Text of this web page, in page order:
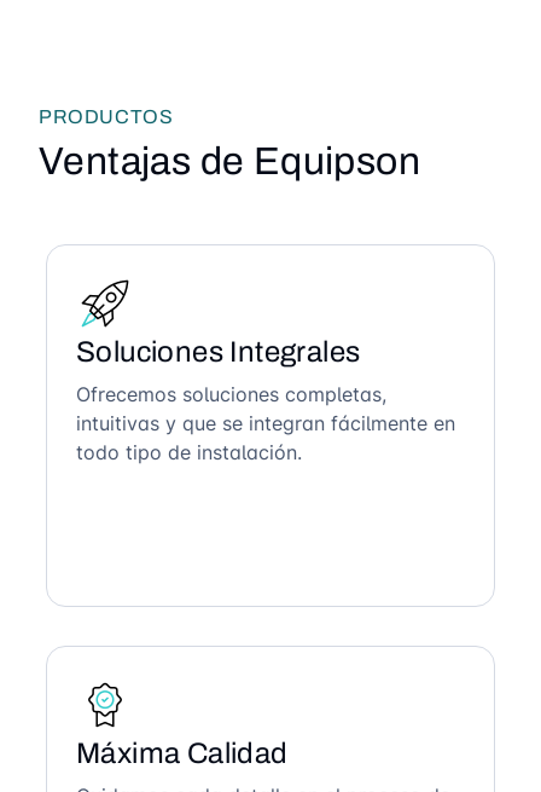
PRODUCTOS
Ventajas de Equipson
Soluciones Integrales
Ofrecemos soluciones completas,
intuitivas y que se integran fácilmente en
todo tipo de instalación.
Máxima Calidad